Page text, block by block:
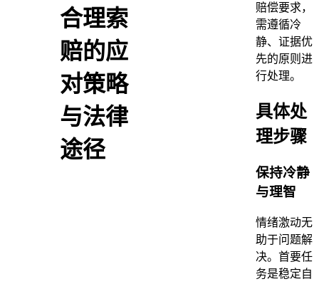
合理索
赔的应
对策略
与法律
途径
赔偿要求，
需遵循冷
静、证据优
先的原则进
行处理。
具体处
理步骤
保持冷静
与理智
情绪激动无
助于问题解
决。首要任
务是稳定自